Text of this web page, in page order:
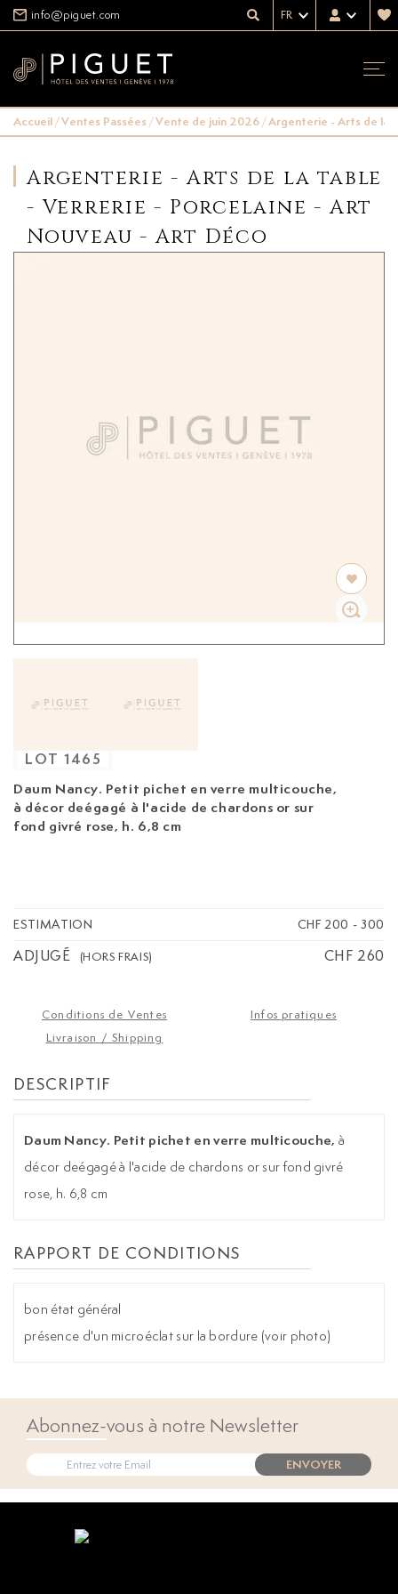
info@piguet.com FR
Accueil/Ventes Passées/Vente de juin 2026/Argenterie - Arts de la
Argenterie - Arts de la table
- Verrerie - Porcelaine - Art
Nouveau - Art Déco
Daum Nancy. Petit pichet en verre multicouche,
à décor deégagé à l'acide de chardons or sur
fond givré rose, h. 6,8 cm
LOT 1465
ESTIMATION CHF 200 - 300
ADJUGÉ (HORS FRAIS) CHF 260
Conditions de Ventes
Infos pratiques
Livraison / Shipping
DESCRIPTIF
Daum Nancy. Petit pichet en verre multicouche, à
décor deégagé à l'acide de chardons or sur fond givré
rose, h. 6,8 cm
RAPPORT DE CONDITIONS
bon état général
présence d'un microéclat sur la bordure (voir photo)
Abonnez-vous à notre Newsletter
ENVOYER